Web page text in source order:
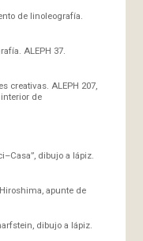
de linoleografía.
ALEPH 37.
creativas. ALEPH 207,
de
dibujo a lápiz.
apunte de
dibujo a lápiz.